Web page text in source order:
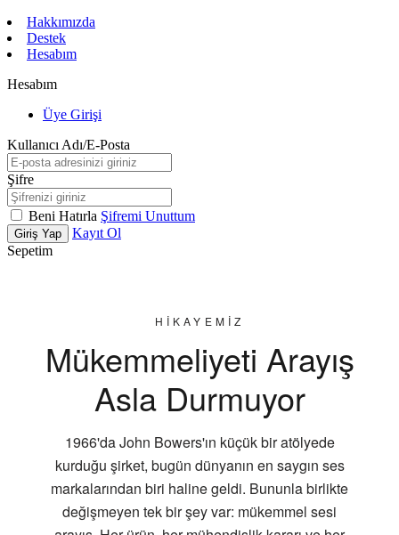
Hakkımızda
Destek
Hesabım
Hesabım
Üye Girişi
Kullanıcı Adı/E-Posta
Şifre
Beni Hatırla Şifremi Unuttum
Giriş Yap
Kayıt Ol
Sepetim
HİKAYEMİZ
Mükemmeliyeti Arayış
Asla Durmuyor
1966'da John Bowers'ın küçük bir atölyede
kurduğu şirket, bugün dünyanın en saygın ses
markalarından biri haline geldi. Bununla birlikte
değişmeyen tek bir şey var: mükemmel sesi